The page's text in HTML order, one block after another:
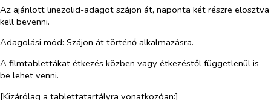
Az ajánlott linezolid-adagot szájon át, naponta két részre elosztva
kell bevenni.
Adagolási mód: Szájon át történő alkalmazásra.
A filmtablettákat étkezés közben vagy étkezéstől függetlenül is
be lehet venni.
[Kizárólag a tablettatartályra vonatkozóan:]